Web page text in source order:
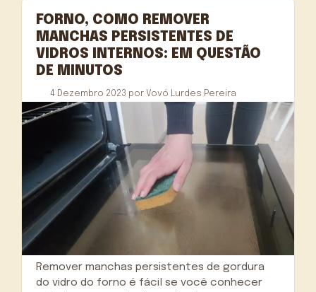
FORNO, COMO REMOVER
MANCHAS PERSISTENTES DE
VIDROS INTERNOS: EM QUESTÃO
DE MINUTOS
4 Dezembro 2023 por Vovó Lurdes Pereira
Remover manchas persistentes de gordura
do vidro do forno é fácil se você conhecer